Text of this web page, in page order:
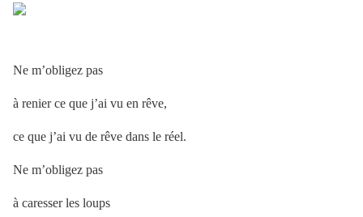
Ne m’obligez pas
à renier ce que j’ai vu en rêve,
ce que j’ai vu de rêve dans le réel.
Ne m’obligez pas
à caresser les loups